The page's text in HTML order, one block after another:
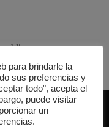
para brindarle la
sus preferencias y
todo", acepta el
puede visitar
un